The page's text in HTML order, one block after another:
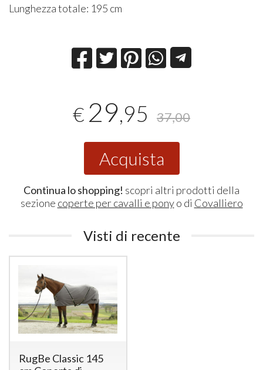
Lunghezza totale: 195 cm
€ 29,95 37,00
Acquista
Continua lo shopping! scopri altri prodotti della
sezione coperte per cavalli e ponyo di Covalliero
Visti di recente
RugBe Classic 145